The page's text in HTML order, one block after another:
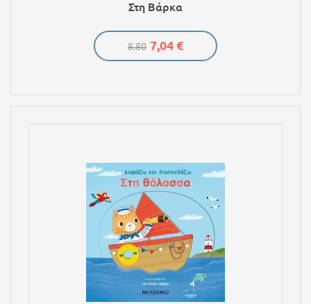
Στη Βάρκα
8.80 7,04 €